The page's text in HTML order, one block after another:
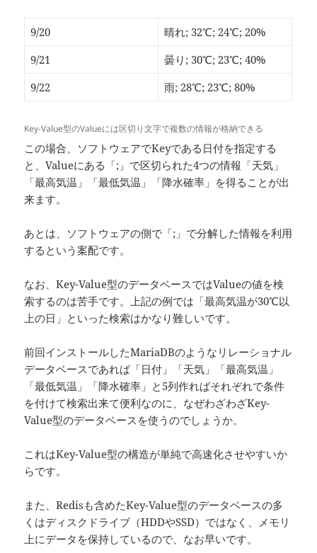
9/20
晴れ; 32℃; 24℃; 20%
9/21
曇り; 30℃; 23℃; 40%
9/22
雨; 28℃; 23℃; 80%
Key-Value型のValueには区切り文字で複数の情報が格納できる
この場合、ソフトウェアでKeyである日付を指定する
と、Valueにある「;」で区切られた4つの情報「天気」
「最高気温」「最低気温」「降水確率」を得ることが出
来ます。
あとは、ソフトウェアの側で「;」で分解した情報を利用
するという案配です。
なお、Key-Value型のデータベースではValueの値を検
索するのは苦手です。上記の例では「最高気温が30℃以
上の日」といった検索はかなり難しいです。
前回インストールしたMariaDBのようなリレーショナル
データベースであれば「日付」「天気」「最高気温」
「最低気温」「降水確率」と5列作ればそれぞれで条件
を付けて検索出来て便利なのに、なぜわざわざKey-
Value型のデータベースを使うのでしょうか。
これはKey-Value型の構造が単純で高速化させやすいか
らです。
また、Redisも含めたKey-Value型のデータベースの多
くはディスクドライブ（HDDやSSD）ではなく、メモリ
上にデータを保持しているので、なお早いです。